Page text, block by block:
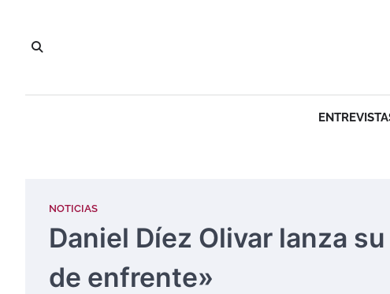
contenido
NOTICIAS
Daniel Díez Olivar lanza
de enfrente»